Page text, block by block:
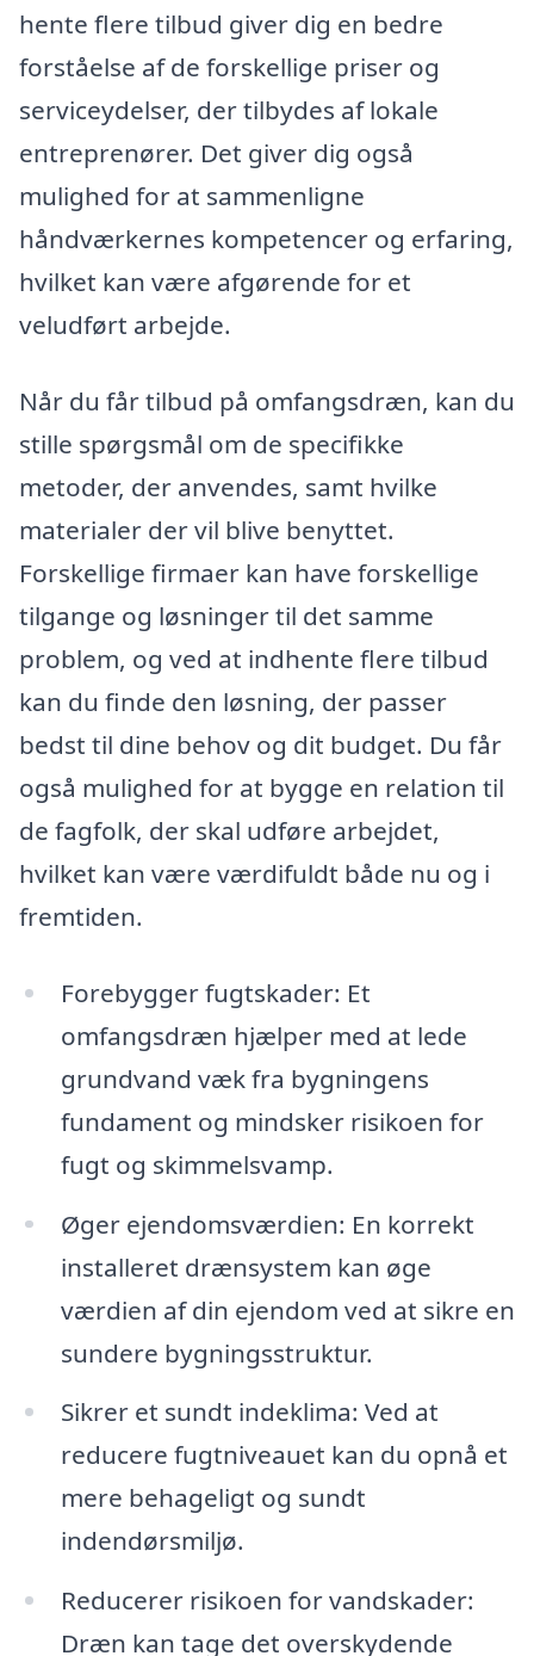
hente flere tilbud giver dig en bedre
forståelse af de forskellige priser og
serviceydelser, der tilbydes af lokale
entreprenører. Det giver dig også
mulighed for at sammenligne
håndværkernes kompetencer og erfaring,
hvilket kan være afgørende for et
veludført arbejde.
Når du får tilbud på omfangsdræn, kan du
stille spørgsmål om de specifikke
metoder, der anvendes, samt hvilke
materialer der vil blive benyttet.
Forskellige firmaer kan have forskellige
tilgange og løsninger til det samme
problem, og ved at indhente flere tilbud
kan du finde den løsning, der passer
bedst til dine behov og dit budget. Du får
også mulighed for at bygge en relation til
de fagfolk, der skal udføre arbejdet,
hvilket kan være værdifuldt både nu og i
fremtiden.
Forebygger fugtskader: Et
omfangsdræn hjælper med at lede
grundvand væk fra bygningens
fundament og mindsker risikoen for
fugt og skimmelsvamp.
Øger ejendomsværdien: En korrekt
installeret drænsystem kan øge
værdien af din ejendom ved at sikre en
sundere bygningsstruktur.
Sikrer et sundt indeklima: Ved at
reducere fugtniveauet kan du opnå et
mere behageligt og sundt
indendørsmiljø.
Reducerer risikoen for vandskader:
Dræn kan tage det overskydende